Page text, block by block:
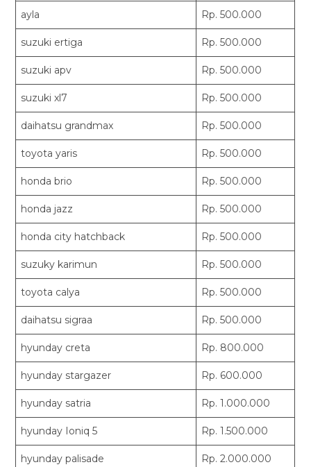
ayla Rp. 500.000
suzuki ertiga Rp. 500.000
suzuki apv Rp. 500.000
suzuki xl7 Rp. 500.000
daihatsu grandmax Rp. 500.000
toyota yaris Rp. 500.000
honda brio Rp. 500.000
honda jazz Rp. 500.000
honda city hatchback Rp. 500.000
suzuky karimun Rp. 500.000
toyota calya Rp. 500.000
daihatsu sigraa Rp. 500.000
hyunday creta Rp. 800.000
hyunday stargazer Rp. 600.000
hyunday satria Rp. 1.000.000
hyunday Ioniq 5 Rp. 1.500.000
hyunday palisade Rp. 2.000.000